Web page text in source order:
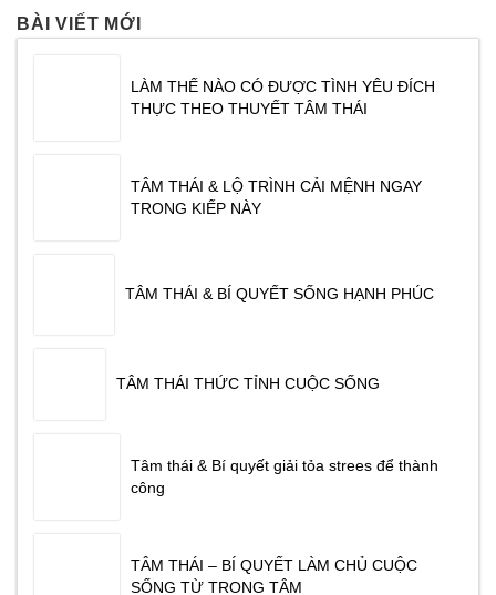
SẺ. CHƯƠNG TRÌNH ĐƯỢC TỔ CHỨC VÀO
BÀI VIẾT MỚI
LÀM THẾ NÀO CÓ ĐƯỢC TÌNH YÊU ĐÍCH
THỰC THEO THUYẾT TÂM THÁI
TÂM THÁI & LỘ TRÌNH CẢI MỆNH NGAY
TRONG KIẾP NÀY
TÂM THÁI & BÍ QUYẾT SỐNG HẠNH PHÚC
TÂM THÁI THỨC TỈNH CUỘC SỐNG
Tâm thái & Bí quyết giải tỏa strees để thành
công
TÂM THÁI – BÍ QUYẾT LÀM CHỦ CUỘC
SỐNG TỪ TRONG TÂM